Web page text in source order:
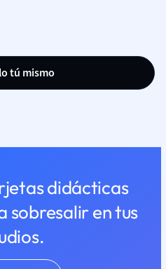
tú mismo
didácticas
sobresalir en tus